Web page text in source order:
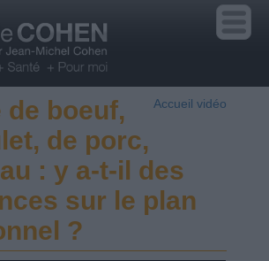
Accueil vidéo
de boeuf,
de porc,
: y a-t-il des
sur le plan
?